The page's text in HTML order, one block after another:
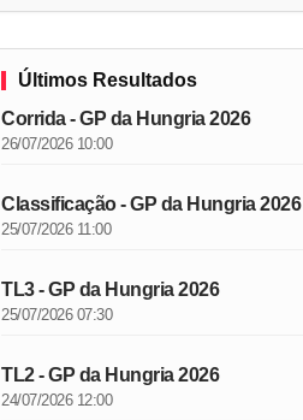
Últimos Resultados
Corrida - GP da Hungria 2026
26/07/2026 10:00
Classificação - GP da Hungria 2026
25/07/2026 11:00
TL3 - GP da Hungria 2026
25/07/2026 07:30
TL2 - GP da Hungria 2026
24/07/2026 12:00